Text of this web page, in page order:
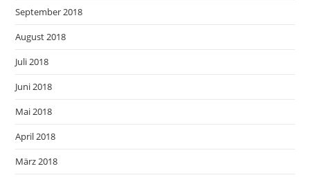
September 2018
August 2018
Juli 2018
Juni 2018
Mai 2018
April 2018
März 2018